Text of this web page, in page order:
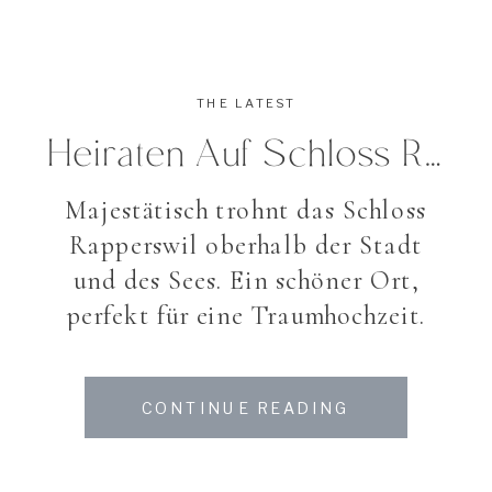
Majestätisch trohnt das Schloss
Rapperswil oberhalb der Stadt
und des Sees. Ein schöner Ort,
perfekt für eine Traumhochzeit.
wunderschönen Ort und liess sich
von Astrid Steiner trauen, welche
Heiraten Auf Schloss Rapperswil
THE LATEST
CONTINUE READING